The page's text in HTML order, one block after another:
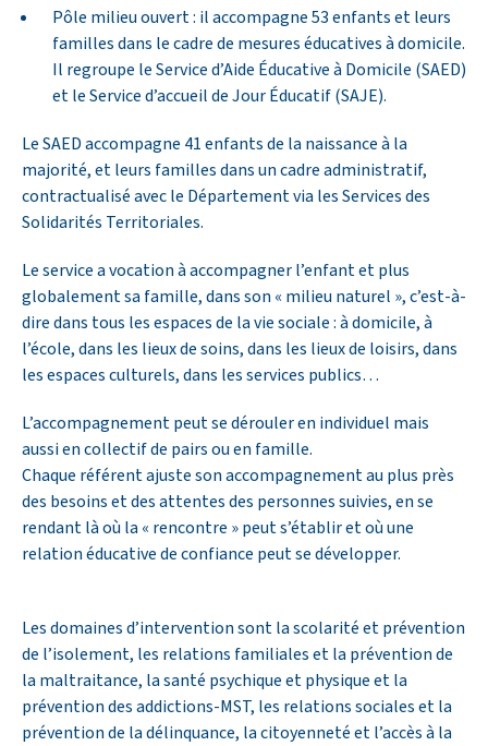
Pôle milieu ouvert : il accompagne 53 enfants et leurs
familles dans le cadre de mesures éducatives à domicile.
Il regroupe le Service d’Aide Éducative à Domicile (SAED)
et le Service d’accueil de Jour Éducatif (SAJE).
Le SAED accompagne 41 enfants de la naissance à la
majorité, et leurs familles dans un cadre administratif,
contractualisé avec le Département via les Services des
Solidarités Territoriales.
Le service a vocation à accompagner l’enfant et plus
globalement sa famille, dans son « milieu naturel », c’est-à-
dire dans tous les espaces de la vie sociale : à domicile, à
l’école, dans les lieux de soins, dans les lieux de loisirs, dans
les espaces culturels, dans les services publics…
L’accompagnement peut se dérouler en individuel mais
aussi en collectif de pairs ou en famille.
Chaque référent ajuste son accompagnement au plus près
des besoins et des attentes des personnes suivies, en se
rendant là où la « rencontre » peut s’établir et où une
relation éducative de confiance peut se développer.
Les domaines d’intervention sont la scolarité et prévention
de l’isolement, les relations familiales et la prévention de
la maltraitance, la santé psychique et physique et la
prévention des addictions-MST, les relations sociales et la
prévention de la délinquance, la citoyenneté et l’accès à la